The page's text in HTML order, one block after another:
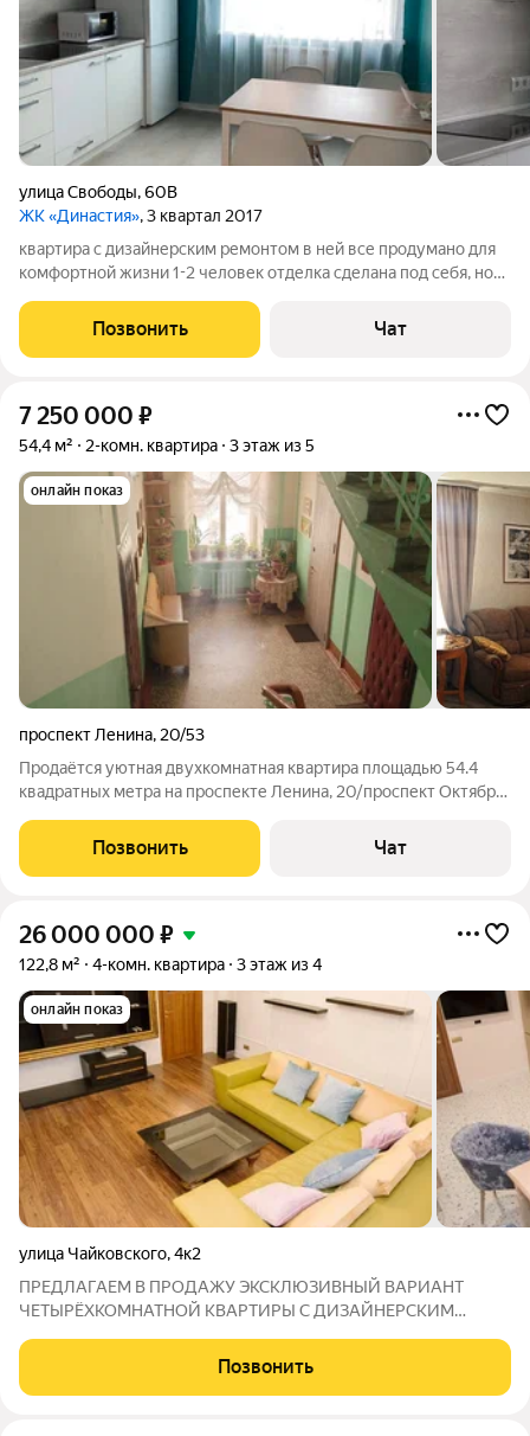
улица Свободы,60В
ЖК «Династия», 3 квартал 2017
квартира с дизайнерским ремонтом в ней все продумано для
комфортной жизни 1-2 человек отделка сделана под себя, но
на крышу, где можно разместить цветы и шезлонги в квартире
минималистическая
Позвонить Чат
7 250 000 ₽
54,4 м² 2-комн. квартира 3 этаж из 5
онлайн показ
проспект Ленина, 20/53
Продаётся уютная двухкомнатная квартира площадью 54.4
квадратных метра на проспекте Ленина, 20/проспект Октября,
этаже пятиэтажного кирпичного дома, построенного в 1952
году. Пространство
Позвонить Чат
26 000 000 ₽
122,8 м² 4-комн. квартира 3 этаж из 4
онлайн показ
улица Чайковского,4к2
ПРЕДЛАГАЕМ В ПРОДАЖУ ЭКСКЛЮЗИВНЫЙ ВАРИАНТ
ЧЕТЫРЁХКОМНАТНОЙ КВАРТИРЫ С ДИЗАЙНЕРСКИМ
ДИЗАЙНЕРСКОГО РЕМОНТА, после которого никто не жил.
Продается четырёхкомнатная квартира, находящиеся на 3
Позвонить